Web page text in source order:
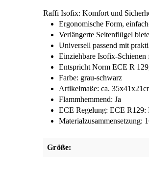
Raffi Isofix: Komfort und
Ergonomische Form,
Verlängerte Seitenflügel
Universell passend mit
Einziehbare Isofix-Schienen
Entspricht Norm ECE R
Farbe: grau-schwarz
Artikelmaße: ca.
Flammhemmend: Ja
ECE Regelung: ECE
Materialzusammensetzung:
Größe: